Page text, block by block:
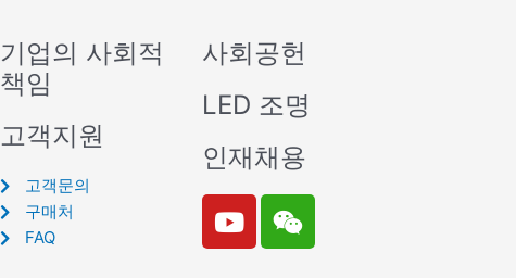
기업의 사회적
책임
고객지원
고객문의
구매처
FAQ
사회공헌
LED 조명
인재채용
Y
o
W
e